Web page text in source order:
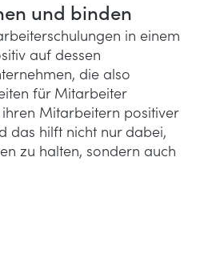
und binden
in einem
auf dessen
die also
für Mitarbeiter
Mitarbeitern positiver
das hilft nicht nur dabei,
zu halten, sondern auch